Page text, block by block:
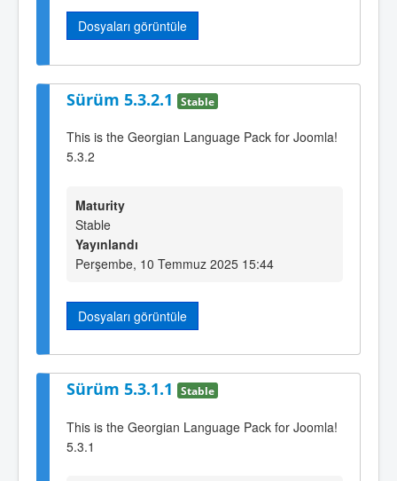
Dosyaları görüntüle
Sürüm 5.3.2.1 Stable
This is the Georgian Language Pack for Joomla!
5.3.2
Maturity
Stable
Yayınlandı
Perşembe, 10 Temmuz 2025 15:44
Dosyaları görüntüle
Sürüm 5.3.1.1 Stable
This is the Georgian Language Pack for Joomla!
5.3.1